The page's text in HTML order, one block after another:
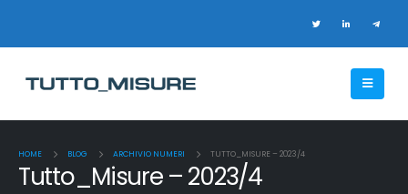
HOME BLOG ARCHIVIO NUMERI TUTTO_MISURE – 2023/4
Tutto_Misure – 2023/4